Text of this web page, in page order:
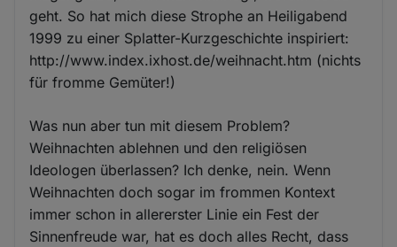
geht. So hat mich diese Strophe an Heiligabend
1999 zu einer Splatter-Kurzgeschichte inspiriert:
http://www.index.ixhost.de/weihnacht.htm (nichts
für fromme Gemüter!)
Was nun aber tun mit diesem Problem?
Weihnachten ablehnen und den religiösen
Ideologen überlassen? Ich denke, nein. Wenn
Weihnachten doch sogar im frommen Kontext
immer schon in allererster Linie ein Fest der
Sinnenfreude war, hat es doch alles Recht, dass
und
Cookies